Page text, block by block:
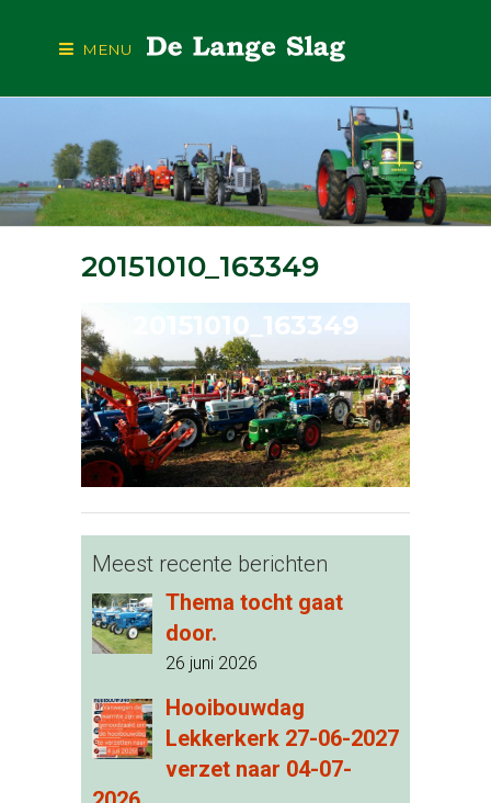
MENU
20151010_163349
20151010_163349
Meest recente berichten
Thema tocht gaat
door.
26 juni 2026
Hooibouwdag
Lekkerkerk 27-06-2027
verzet naar 04-07-